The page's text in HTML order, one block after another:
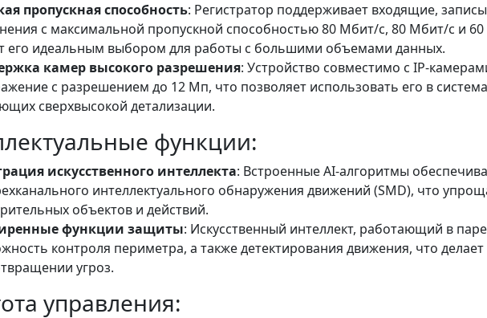
пропускная способность: Регистратор поддерживает входящие,
с максимальной пропускной способностью 80 Мбит/с, 80 Мбит/с и
его идеальным выбором для работы с большими объемами данных.
камер высокого разрешения: Устройство совместимо с IP-
с разрешением до 12 Мп, что позволяет использовать его в
сверхвысокой детализации.
функции:
искусственного интеллекта: Встроенные AI-алгоритмы
интеллектуального обнаружения движений (SMD), что
объектов и действий.
функции защиты: Искусственный интеллект, работающий в
контроля периметра, а также детектирования движения, что
угроз.
управления: